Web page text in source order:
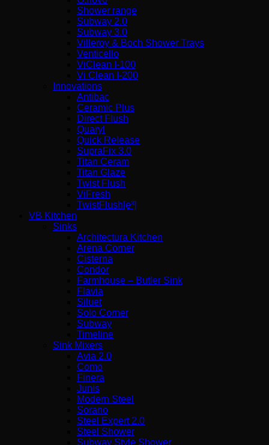
Shower range
Subway 2.0
Subway 3.0
Villeroy & Boch Shower Trays
Venticello
ViClean I-100
Vi Clean Ι-200
Innovations
Antibac
Ceramic Plus
Direct Flush
Quaryl
Quick Release
SupraFix 3.0
Titan Ceram
Titan Glaze
Twist Flush
ViFresh
TwistFlush[e³]
VB Kitchen
Sinks
Architectura Kitchen
Arena Corner
Cisterna
Condor
Farmhouse – Butler Sink
Flavia
Siluet
Solo Corner
Subway
Timeline
Sink Mixers
Avia 2.0
Como
Finera
Junis
Modern Steel
Sorano
Steel Expert 2.0
Steel Shower
Subway Style Shower